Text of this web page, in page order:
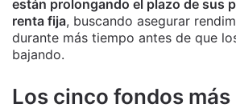
están prolongando el plazo de sus
renta fija, buscando asegurar
durante más tiempo antes de que
bajando.
Los cinco fondos más